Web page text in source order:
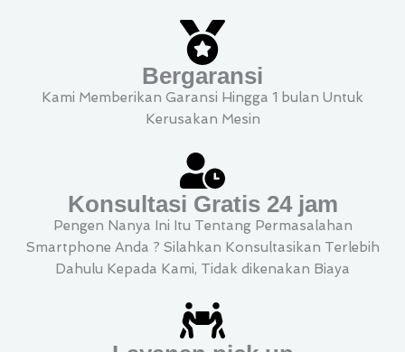
Bergaransi
Kami Memberikan Garansi Hingga 1 bulan Untuk
Kerusakan Mesin
Konsultasi Gratis 24 jam
Pengen Nanya Ini Itu Tentang Permasalahan
Smartphone Anda ? Silahkan Konsultasikan Terlebih
Dahulu Kepada Kami, Tidak dikenakan Biaya